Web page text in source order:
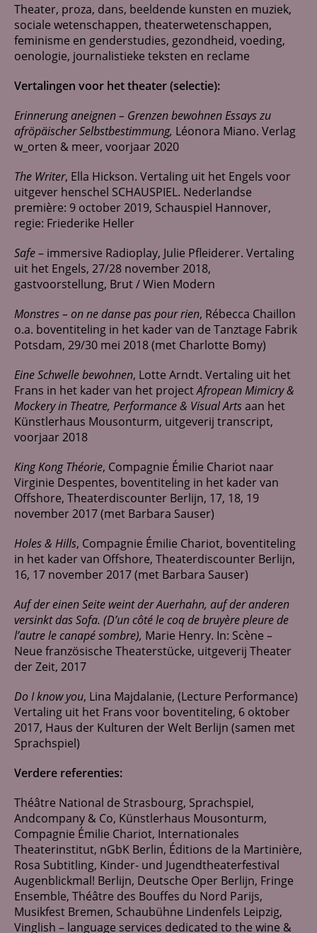
Theater, proza, dans, beeldende kunsten en muziek,
sociale wetenschappen, theaterwetenschappen,
feminisme en genderstudies, gezondheid, voeding,
oenologie, journalistieke teksten en reclame
Vertalingen voor het theater (selectie):
Erinnerung aneignen – Grenzen bewohnen Essays zu
afröpäischer Selbstbestimmung, Léonora Miano. Verlag
w_orten & meer, voorjaar 2020
The Writer, Ella Hickson. Vertaling uit het Engels voor
uitgever henschel SCHAUSPIEL. Nederlandse
première: 9 october 2019, Schauspiel Hannover,
regie: Friederike Heller
Safe– immersive Radioplay, Julie Pfleiderer. Vertaling
uit het Engels, 27/28 november 2018,
gastvoorstellung, Brut / Wien Modern
Monstres – on ne danse pas pour rien, Rébecca Chaillon
o.a. boventiteling in het kader van de Tanztage Fabrik
Potsdam, 29/30 mei 2018 (met Charlotte Bomy)
Eine Schwelle bewohnen, Lotte Arndt. Vertaling uit het
Frans in het kader van het projectAfropean Mimicry &
Mockery in Theatre, Performance & Visual Artsaan het
Künstlerhaus Mousonturm, uitgeverij transcript,
voorjaar 2018
King Kong Théorie, Compagnie Émilie Chariot naar
Virginie Despentes, boventiteling in het kader van
Offshore, Theaterdiscounter Berlijn, 17, 18, 19
november 2017 (met Barbara Sauser)
Holes & Hills, Compagnie Émilie Chariot, boventiteling
in het kader van Offshore, Theaterdiscounter Berlijn,
16, 17 november 2017 (met Barbara Sauser)
Auf der einen Seite weint der Auerhahn, auf der anderen
versinkt das Sofa. (D’un côté le coq de bruyère pleure de
l’autre le canapé sombre), Marie Henry. In: Scène –
Neue französische Theaterstücke, uitgeverij Theater
der Zeit, 2017
Do I know you, Lina Majdalanie, (Lecture Performance)
Vertaling uit het Frans voor boventiteling, 6 oktober
2017, Haus der Kulturen der Welt Berlijn (samen met
Sprachspiel)
Verdere referenties:
Théâtre National de Strasbourg, Sprachspiel,
Andcompany & Co, Künstlerhaus Mousonturm,
Compagnie Émilie Chariot, Internationales
Theaterinstitut, nGbK Berlin, Éditions de la Martinière,
Rosa Subtitling, Kinder- und Jugendtheaterfestival
Augenblickmal! Berlijn, Deutsche Oper Berlijn, Fringe
Ensemble, Théâtre des Bouffes du Nord Parijs,
Musikfest Bremen, Schaubühne Lindenfels Leipzig,
Vinglish – language services dedicated to the wine &